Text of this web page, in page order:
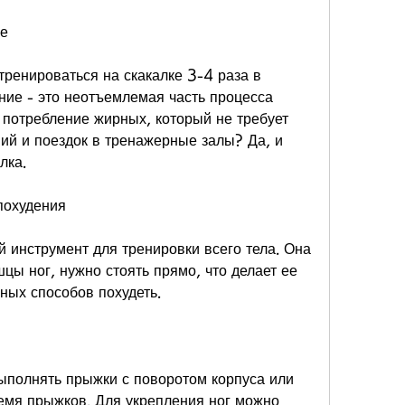
на скакалке 3-4 раза в
- это неотъемлемая часть процесса
жирных, который не требует
и поездок в тренажерные залы? Да, и
инструмент для тренировки всего тела. Она
ног, нужно стоять прямо, что делает ее
способов похудеть.
прыжки с поворотом корпуса или
прыжков. Для укрепления ног можно